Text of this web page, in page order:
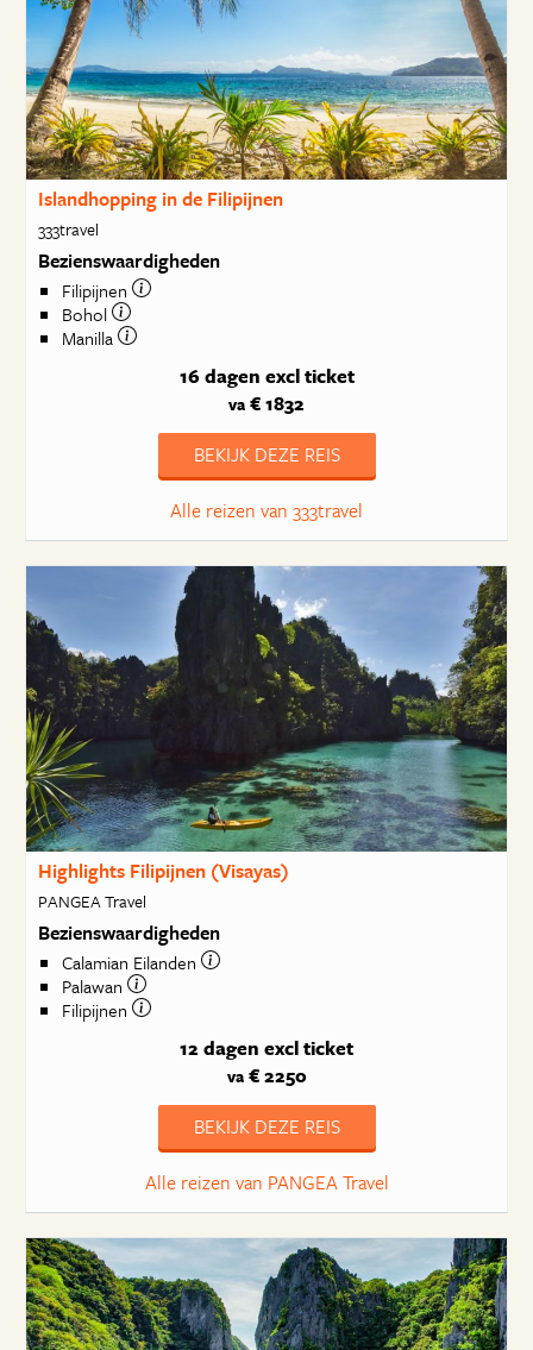
Islandhopping in de Filipijnen
333travel
Bezienswaardigheden
Filipijnen
Bohol
Manilla
16 dagen excl ticket
va € 1832
BEKIJK DEZE REIS
Alle reizen van 333travel
Highlights Filipijnen (Visayas)
PANGEA Travel
Bezienswaardigheden
Calamian Eilanden
Palawan
Filipijnen
12 dagen excl ticket
va€ 2250
BEKIJK DEZE REIS
Alle reizen van PANGEA Travel